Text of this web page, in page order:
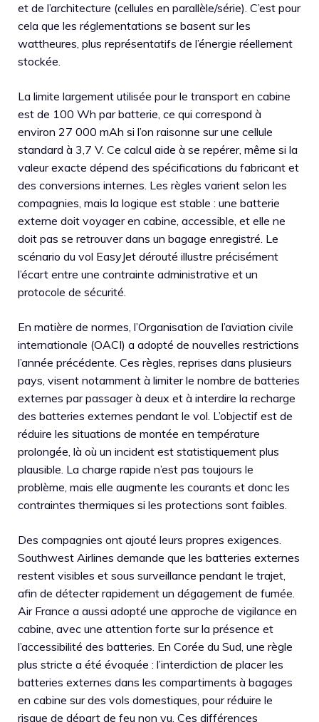
et de l’architecture (cellules en parallèle/série). C’est pour
cela que les réglementations se basent sur les
wattheures, plus représentatifs de l’énergie réellement
stockée.
La limite largement utilisée pour le transport en cabine
est de 100 Wh par batterie, ce qui correspond à
environ 27 000 mAh si l’on raisonne sur une cellule
standard à 3,7 V. Ce calcul aide à se repérer, même si la
valeur exacte dépend des spécifications du fabricant et
des conversions internes. Les règles varient selon les
compagnies, mais la logique est stable : une batterie
externe doit voyager en cabine, accessible, et elle ne
doit pas se retrouver dans un bagage enregistré. Le
scénario du vol EasyJet dérouté illustre précisément
l’écart entre une contrainte administrative et un
protocole de sécurité.
En matière de normes, l’Organisation de l’aviation civile
internationale (OACI) a adopté de nouvelles restrictions
l’année précédente. Ces règles, reprises dans plusieurs
pays, visent notamment à limiter le nombre de batteries
externes par passager à deux et à interdire la recharge
des batteries externes pendant le vol. L’objectif est de
réduire les situations de montée en température
prolongée, là où un incident est statistiquement plus
plausible. La charge rapide n’est pas toujours le
problème, mais elle augmente les courants et donc les
contraintes thermiques si les protections sont faibles.
Des compagnies ont ajouté leurs propres exigences.
Southwest Airlines demande que les batteries externes
restent visibles et sous surveillance pendant le trajet,
afin de détecter rapidement un dégagement de fumée.
Air France a aussi adopté une approche de vigilance en
cabine, avec une attention forte sur la présence et
l’accessibilité des batteries. En Corée du Sud, une règle
plus stricte a été évoquée : l’interdiction de placer les
batteries externes dans les compartiments à bagages
en cabine sur des vols domestiques, pour réduire le
risque de départ de feu non vu. Ces différences